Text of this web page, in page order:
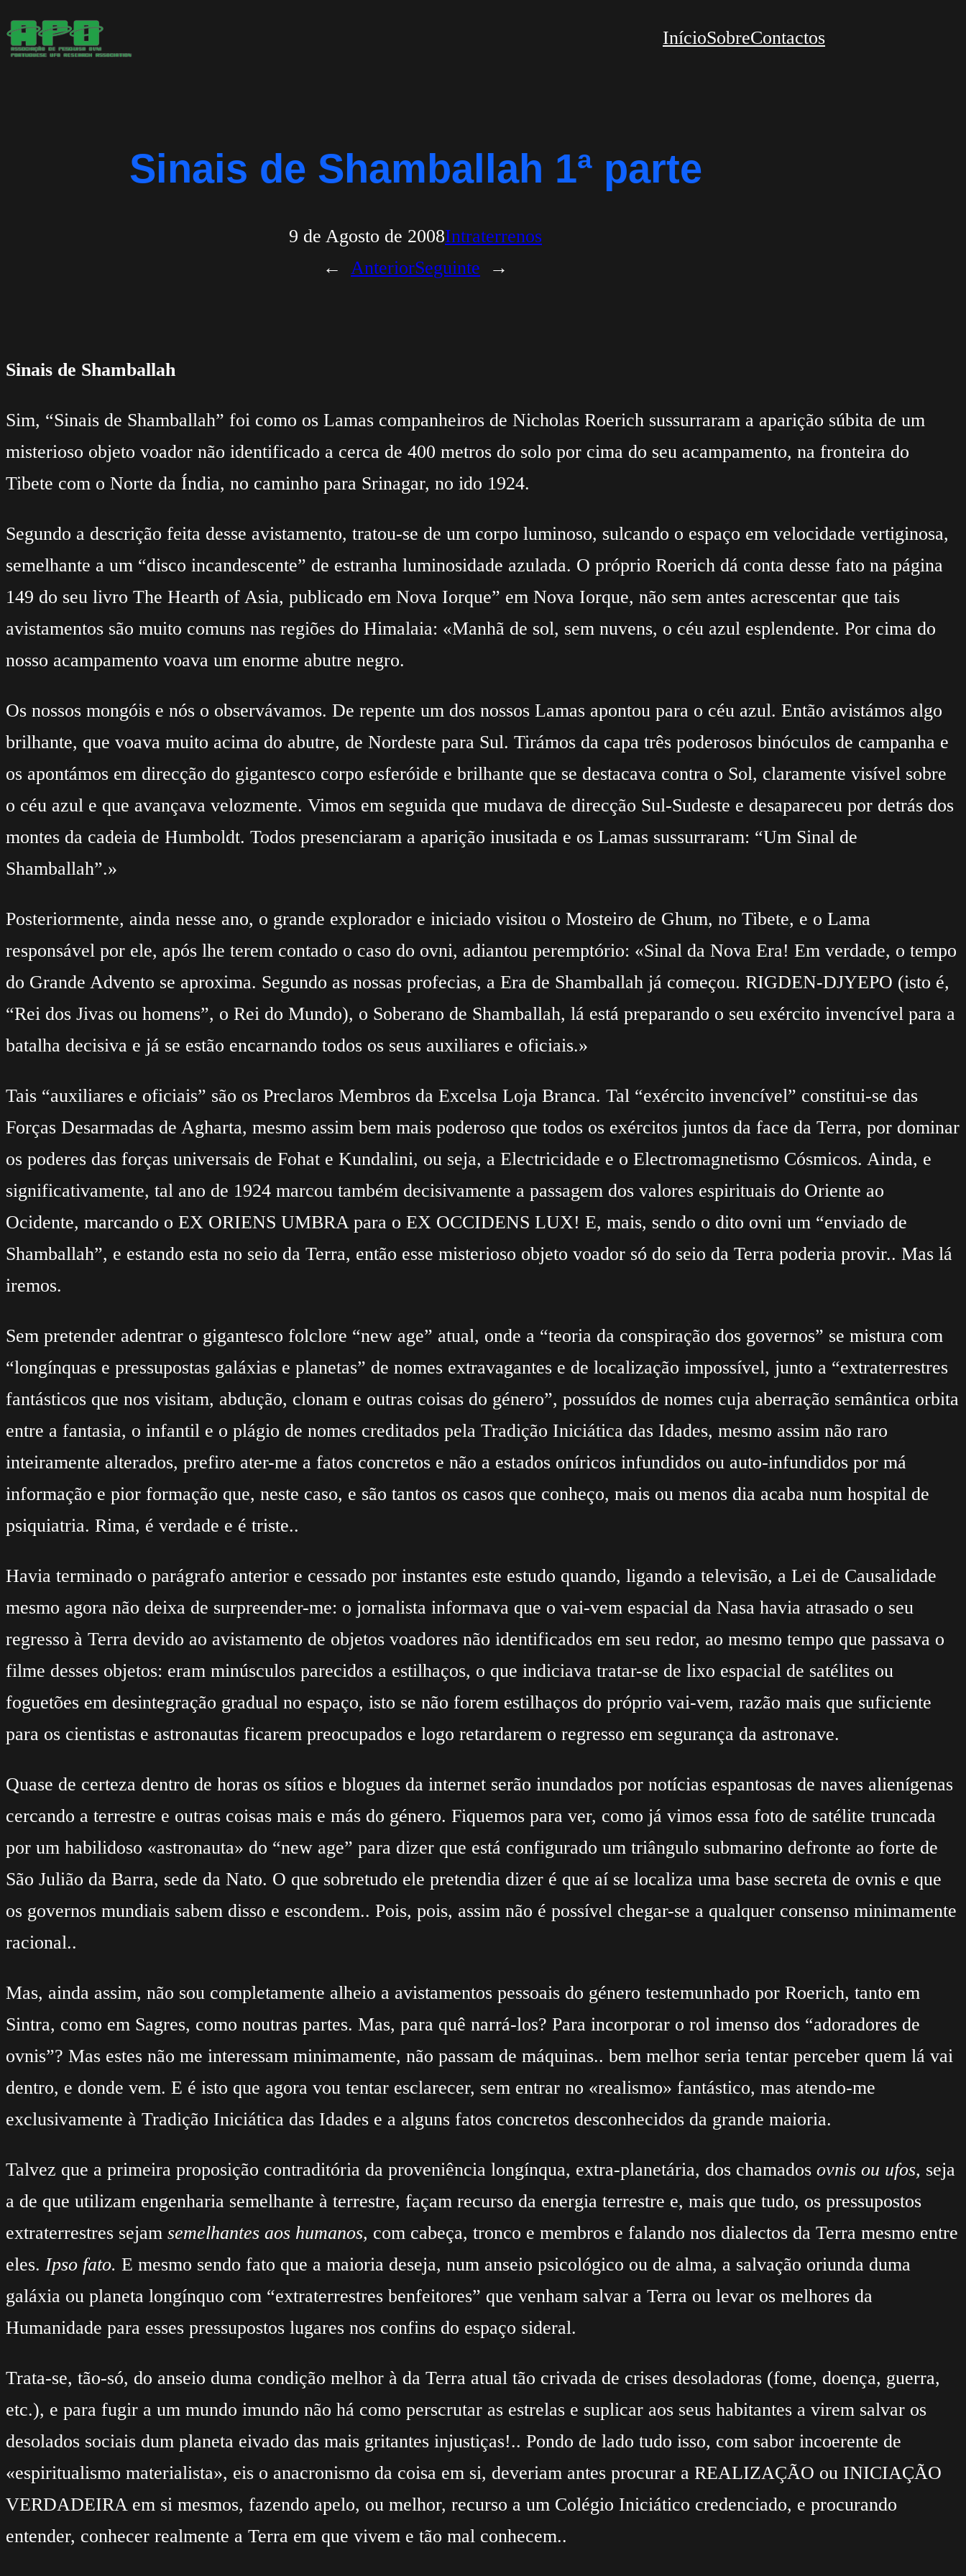
Saltar
para
InícioSobreContactos
Sinais de Shamballah 1ª parte
9 de Agosto de 2008Intraterrenos
←
AnteriorSeguinte →
Sinais de Shamballah
Sim, “Sinais de Shamballah” foi como os Lamas companheiros de Nicholas Roerich sussurraram a aparição súbita de um
misterioso objeto voador não identificado a cerca de 400 metros do solo por cima do seu acampamento, na fronteira do
Tibete com o Norte da Índia, no caminho para Srinagar, no ido 1924.
Segundo a descrição feita desse avistamento, tratou-se de um corpo luminoso, sulcando o espaço em velocidade vertiginosa,
semelhante a um “disco incandescente” de estranha luminosidade azulada. O próprio Roerich dá conta desse fato na página
149 do seu livro The Hearth of Asia, publicado em Nova Iorque” em Nova Iorque, não sem antes acrescentar que tais
avistamentos são muito comuns nas regiões do Himalaia: «Manhã de sol, sem nuvens, o céu azul esplendente. Por cima do
nosso acampamento voava um enorme abutre negro.
Os nossos mongóis e nós o observávamos. De repente um dos nossos Lamas apontou para o céu azul. Então avistámos algo
brilhante, que voava muito acima do abutre, de Nordeste para Sul. Tirámos da capa três poderosos binóculos de campanha e
os apontámos em direcção do gigantesco corpo esferóide e brilhante que se destacava contra o Sol, claramente visível sobre
o céu azul e que avançava velozmente. Vimos em seguida que mudava de direcção Sul-Sudeste e desapareceu por detrás dos
montes da cadeia de Humboldt. Todos presenciaram a aparição inusitada e os Lamas sussurraram: “Um Sinal de
Shamballah”.»
Posteriormente, ainda nesse ano, o grande explorador e iniciado visitou o Mosteiro de Ghum, no Tibete, e o Lama
responsável por ele, após lhe terem contado o caso do ovni, adiantou peremptório: «Sinal da Nova Era! Em verdade, o tempo
do Grande Advento se aproxima. Segundo as nossas profecias, a Era de Shamballah já começou. RIGDEN-DJYEPO (isto é,
“Rei dos Jivas ou homens”, o Rei do Mundo), o Soberano de Shamballah, lá está preparando o seu exército invencível para a
batalha decisiva e já se estão encarnando todos os seus auxiliares e oficiais.»
Tais “auxiliares e oficiais” são os Preclaros Membros da Excelsa Loja Branca. Tal “exército invencível” constitui-se das
Forças Desarmadas de Agharta, mesmo assim bem mais poderoso que todos os exércitos juntos da face da Terra, por dominar
os poderes das forças universais de Fohat e Kundalini, ou seja, a Electricidade e o Electromagnetismo Cósmicos. Ainda, e
significativamente, tal ano de 1924 marcou também decisivamente a passagem dos valores espirituais do Oriente ao
Ocidente, marcando o EX ORIENS UMBRA para o EX OCCIDENS LUX! E, mais, sendo o dito ovni um “enviado de
Shamballah”, e estando esta no seio da Terra, então esse misterioso objeto voador só do seio da Terra poderia provir.. Mas lá
iremos.
Sem pretender adentrar o gigantesco folclore “new age” atual, onde a “teoria da conspiração dos governos” se mistura com
“longínquas e pressupostas galáxias e planetas” de nomes extravagantes e de localização impossível, junto a “extraterrestres
fantásticos que nos visitam, abdução, clonam e outras coisas do género”, possuídos de nomes cuja aberração semântica orbita
entre a fantasia, o infantil e o plágio de nomes creditados pela Tradição Iniciática das Idades, mesmo assim não raro
inteiramente alterados, prefiro ater-me a fatos concretos e não a estados oníricos infundidos ou auto-infundidos por má
informação e pior formação que, neste caso, e são tantos os casos que conheço, mais ou menos dia acaba num hospital de
psiquiatria. Rima, é verdade e é triste..
Havia terminado o parágrafo anterior e cessado por instantes este estudo quando, ligando a televisão, a Lei de Causalidade
mesmo agora não deixa de surpreender-me: o jornalista informava que o vai-vem espacial da Nasa havia atrasado o seu
regresso à Terra devido ao avistamento de objetos voadores não identificados em seu redor, ao mesmo tempo que passava o
filme desses objetos: eram minúsculos parecidos a estilhaços, o que indiciava tratar-se de lixo espacial de satélites ou
foguetões em desintegração gradual no espaço, isto se não forem estilhaços do próprio vai-vem, razão mais que suficiente
para os cientistas e astronautas ficarem preocupados e logo retardarem o regresso em segurança da astronave.
Quase de certeza dentro de horas os sítios e blogues da internet serão inundados por notícias espantosas de naves alienígenas
cercando a terrestre e outras coisas mais e más do género. Fiquemos para ver, como já vimos essa foto de satélite truncada
por um habilidoso «astronauta» do “new age” para dizer que está configurado um triângulo submarino defronte ao forte de
São Julião da Barra, sede da Nato. O que sobretudo ele pretendia dizer é que aí se localiza uma base secreta de ovnis e que
os governos mundiais sabem disso e escondem.. Pois, pois, assim não é possível chegar-se a qualquer consenso minimamente
racional..
Mas, ainda assim, não sou completamente alheio a avistamentos pessoais do género testemunhado por Roerich, tanto em
Sintra, como em Sagres, como noutras partes. Mas, para quê narrá-los? Para incorporar o rol imenso dos “adoradores de
ovnis”? Mas estes não me interessam minimamente, não passam de máquinas.. bem melhor seria tentar perceber quem lá vai
dentro, e donde vem. E é isto que agora vou tentar esclarecer, sem entrar no «realismo» fantástico, mas atendo-me
exclusivamente à Tradição Iniciática das Idades e a alguns fatos concretos desconhecidos da grande maioria.
Talvez que a primeira proposição contraditória da proveniência longínqua, extra-planetária, dos chamados ovnis ou ufos, seja
a de que utilizam engenharia semelhante à terrestre, façam recurso da energia terrestre e, mais que tudo, os pressupostos
extraterrestres sejam semelhantes aos humanos, com cabeça, tronco e membros e falando nos dialectos da Terra mesmo entre
eles. Ipso fato. E mesmo sendo fato que a maioria deseja, num anseio psicológico ou de alma, a salvação oriunda duma
galáxia ou planeta longínquo com “extraterrestres benfeitores” que venham salvar a Terra ou levar os melhores da
Humanidade para esses pressupostos lugares nos confins do espaço sideral.
Trata-se, tão-só, do anseio duma condição melhor à da Terra atual tão crivada de crises desoladoras (fome, doença, guerra,
etc.), e para fugir a um mundo imundo não há como perscrutar as estrelas e suplicar aos seus habitantes a virem salvar os
desolados sociais dum planeta eivado das mais gritantes injustiças!.. Pondo de lado tudo isso, com sabor incoerente de
«espiritualismo materialista», eis o anacronismo da coisa em si, deveriam antes procurar a REALIZAÇÃO ou INICIAÇÃO
VERDADEIRA em si mesmos, fazendo apelo, ou melhor, recurso a um Colégio Iniciático credenciado, e procurando
entender, conhecer realmente a Terra em que vivem e tão mal conhecem..